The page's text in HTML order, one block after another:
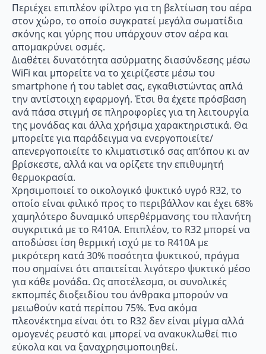
Περιέχει επιπλέον φίλτρο για τη βελτίωση του αέρα
στον χώρο, το οποίο συγκρατεί μεγάλα σωματίδια
σκόνης και γύρης που υπάρχουν στον αέρα και
απομακρύνει οσμές.
Διαθέτει δυνατότητα ασύρματης διασύνδεσης μέσω
WiFi και μπορείτε να το χειρίζεστε μέσω του
smartphone ή του tablet σας, εγκαθιστώντας απλά
την αντίστοιχη εφαρμογή. Έτσι θα έχετε πρόσβαση
ανά πάσα στιγμή σε πληροφορίες για τη λειτουργία
της μονάδας και άλλα χρήσιμα χαρακτηριστικά. Θα
μπορείτε για παράδειγμα να ενεργοποιείτε/
απενεργοποιείτε το κλιματιστικό σας απ’όπου κι αν
βρίσκεστε, αλλά και να ορίζετε την επιθυμητή
θερμοκρασία.
Χρησιμοποιεί το οικολογικό ψυκτικό υγρό R32, το
οποίο είναι φιλικό προς το περιβάλλον και έχει 68%
χαμηλότερο δυναμικό υπερθέρμανσης του πλανήτη
συγκριτικά με το R410A. Επιπλέον, το R32 μπορεί να
αποδώσει ίση θερμική ισχύ με το R410A με
μικρότερη κατά 30% ποσότητα ψυκτικού, πράγμα
που σημαίνει ότι απαιτείται λιγότερο ψυκτικό μέσο
για κάθε μονάδα. Ως αποτέλεσμα, οι συνολικές
εκπομπές διοξειδίου του άνθρακα μπορούν να
μειωθούν κατά περίπου 75%. Ένα ακόμα
πλεονέκτημα είναι ότι το R32 δεν είναι μίγμα αλλά
ομογενές ρευστό και μπορεί να ανακυκλωθεί πιο
εύκολα και να ξαναχρησιμοποιηθεί.